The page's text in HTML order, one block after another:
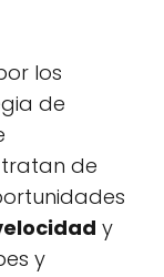
los
de
de
y
y